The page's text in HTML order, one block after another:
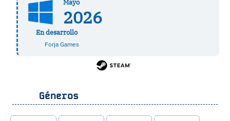
Mayo
2026
En desarrollo
Forja Games
Géneros